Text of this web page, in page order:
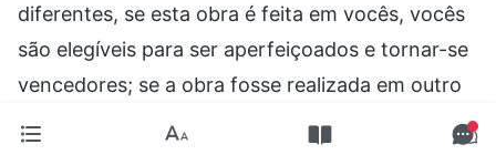
diferentes, se esta obra é feita em vocês, vocês
são elegíveis para ser aperfeiçoados e tornar-se
vencedores; se a obra fosse realizada em outro
país, então as pessoas ali seriam elegíveis para